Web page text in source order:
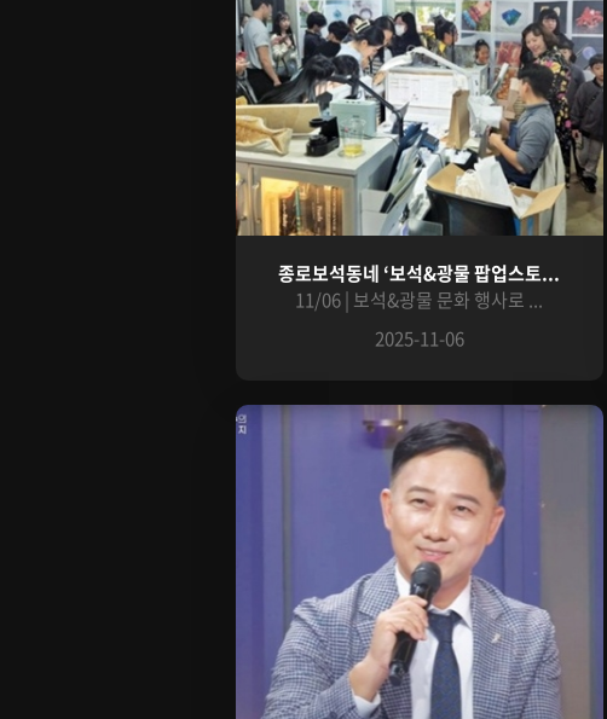
종로보석동네 ‘보석&광물 팝업스토...
11/06 | 보석&광물 문화 행사로 ...
2025-11-06